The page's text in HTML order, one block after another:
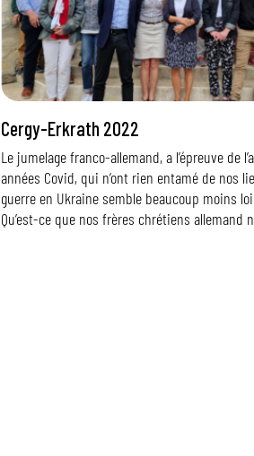
Cergy-Erkrath 2022
Le jumelage franco-allemand, a l’épreuve de
années Covid, qui n’ont rien entamé de nos
guerre en Ukraine semble beaucoup moins
Qu’est-ce que nos frères chrétiens allemand